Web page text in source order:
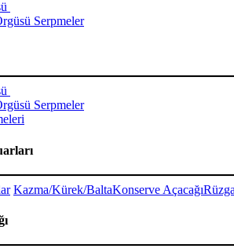
Serpmeler
Serpmeler
Kazma/Kürek/BaltaKonserve Açacağı